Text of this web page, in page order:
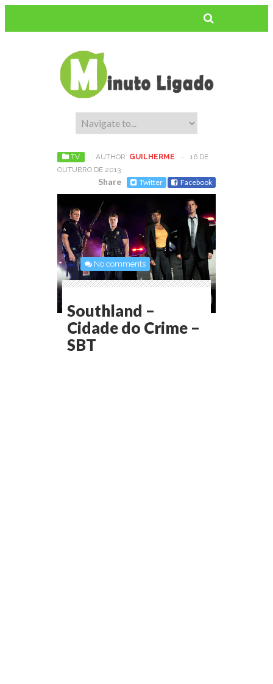
TV AUTHOR: GUILHERME -
16 DE
OUTUBRO DE 2013
Share Twitter Facebook
No comments
Southland –
Cidade do Crime –
SBT